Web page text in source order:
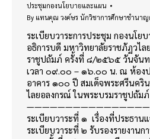
ประชุมกองนโยบายและแผน
By แทนคุณ วงค์ษร นักวิชาการศึกษาชำนาญ
ระเบียบวาระการประชุม กองนโย
อธิการบดี มหาวิทยาลัยราชภัฏวไ
ราชูปถัมภ์ ครั้งที่ ๘/๒๕๖๕ วันจัน
เวลา ๐๙.๐๐ – ๑๖.๐๐ น. ณ ห้อง
อาคาร ๑๐๐ ปี สมเด็จพระศรีนคริ
ไลยอลงกรณ์ ในพระบรมราชูปถัมภ์
ระเบียบวาระที่ ๑ เรื่องที่ประธาน
ระเบียบวาระที่ ๒ รับรองรายงาน